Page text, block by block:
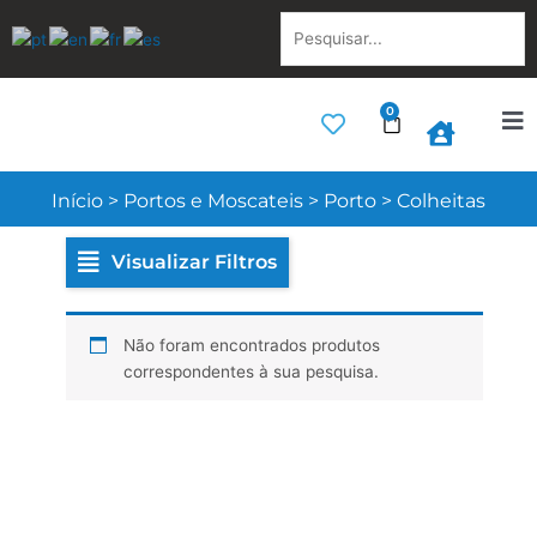
0
Cart
Início > Portos e Moscateis > Porto > Colheitas
Visualizar Filtros
Não foram encontrados produtos
correspondentes à sua pesquisa.